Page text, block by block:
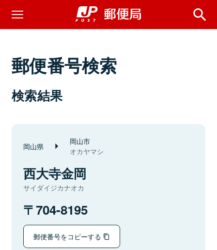
郵便番号検索
検索結果
岡山県 岡山市
オカヤマシ
西大寺金岡
サイダイジカナオカ
704-8195
郵便番号をコピーする